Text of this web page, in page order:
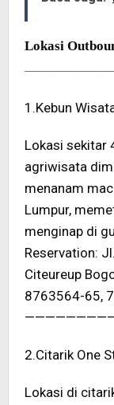
Lokasi
1.Kebun
Lokasi sekitar
agriwisata
menanam
Lumpur,
menginap di
Reservation:
Citeureup
8763564-65,
2.Citarik One
Lokasi di